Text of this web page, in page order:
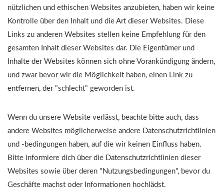
nützlichen und ethischen Websites anzubieten, haben wir keine
Kontrolle über den Inhalt und die Art dieser Websites. Diese
Links zu anderen Websites stellen keine Empfehlung für den
gesamten Inhalt dieser Websites dar. Die Eigentümer und
Inhalte der Websites können sich ohne Vorankündigung ändern,
und zwar bevor wir die Möglichkeit haben, einen Link zu
entfernen, der "schlecht" geworden ist.
Wenn du unsere Website verlässt, beachte bitte auch, dass
andere Websites möglicherweise andere Datenschutzrichtlinien
und -bedingungen haben, auf die wir keinen Einfluss haben.
Bitte informiere dich über die Datenschutzrichtlinien dieser
Websites sowie über deren "Nutzungsbedingungen", bevor du
Geschäfte machst oder Informationen hochlädst.